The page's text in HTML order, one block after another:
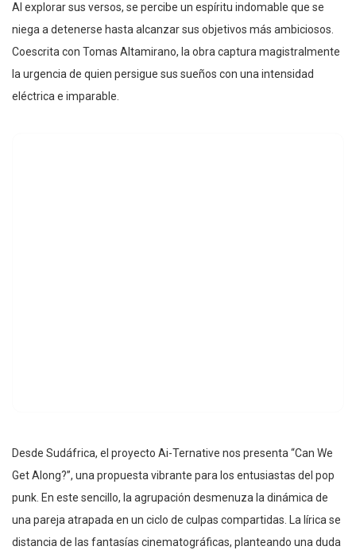
Al explorar sus versos, se percibe un espíritu indomable que se
niega a detenerse hasta alcanzar sus objetivos más ambiciosos.
Coescrita con Tomas Altamirano, la obra captura magistralmente
la urgencia de quien persigue sus sueños con una intensidad
eléctrica e imparable.
Desde Sudáfrica, el proyecto Ai-Ternative nos presenta “Can We
Get Along?”, una propuesta vibrante para los entusiastas del pop
punk. En este sencillo, la agrupación desmenuza la dinámica de
una pareja atrapada en un ciclo de culpas compartidas. La lírica se
distancia de las fantasías cinematográficas, planteando una duda